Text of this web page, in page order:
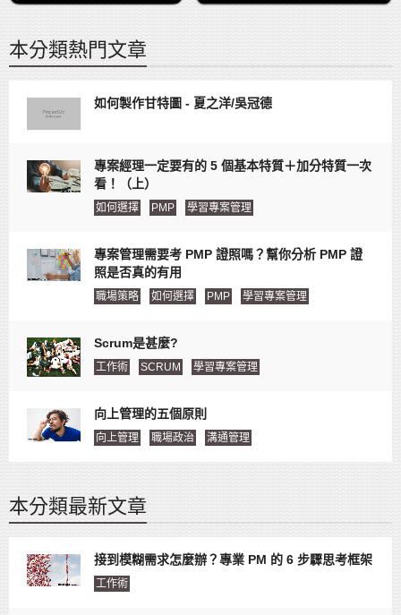
本分類熱門文章
如何製作甘特圖 - 夏之洋/吳冠德
專案經理一定要有的 5 個基本特質＋加分特質一次
看！（上）
如何選擇 PMP 學習專案管理
專案管理需要考 PMP 證照嗎？幫你分析 PMP 證
照是否真的有用
職場策略 如何選擇 PMP 學習專案管理
Scrum是甚麼?
工作術 SCRUM 學習專案管理
向上管理的五個原則
向上管理 職場政治 溝通管理
本分類最新文章
接到模糊需求怎麼辦？專業 PM 的 6 步驟思考框架
工作術